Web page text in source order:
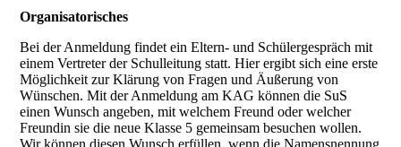
Organisatorisches
Bei der Anmeldung findet ein Eltern- und Schülergespräch mit
einem Vertreter der Schulleitung statt. Hier ergibt sich eine erste
Möglichkeit zur Klärung von Fragen und Äußerung von
Wünschen. Mit der Anmeldung am KAG können die SuS
einen Wunsch angeben, mit welchem Freund oder welcher
Freundin sie die neue Klasse 5 gemeinsam besuchen wollen.
Wir können diesen Wunsch erfüllen, wenn die Namensnennung